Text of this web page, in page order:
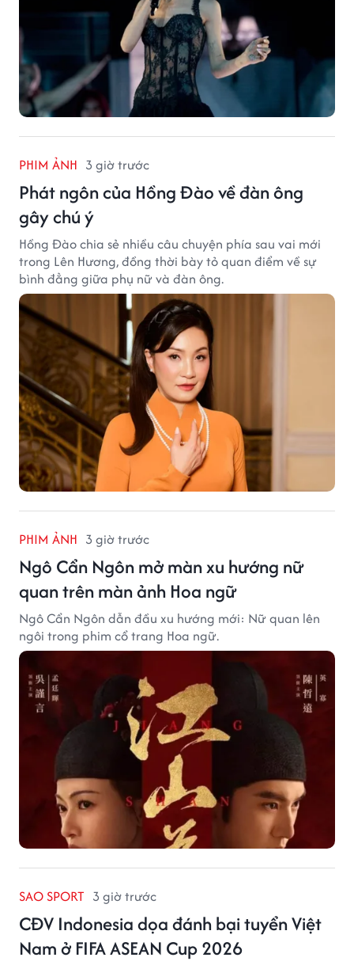
PHIM ẢNH 3 giờ trước
Phát ngôn của Hồng Đào về đàn ông
gây chú ý
Hồng Đào chia sẻ nhiều câu chuyện phía sau vai mới
trong Lên Hương, đồng thời bày tỏ quan điểm về sự
bình đẳng giữa phụ nữ và đàn ông.
PHIM ẢNH 3 giờ trước
Ngô Cẩn Ngôn mở màn xu hướng nữ
quan trên màn ảnh Hoa ngữ
Ngô Cẩn Ngôn dẫn đầu xu hướng mới: Nữ quan lên
ngôi trong phim cổ trang Hoa ngữ.
SAO SPORT 3 giờ trước
CĐV Indonesia dọa đánh bại tuyển Việt
Nam ở FIFA ASEAN Cup 2026